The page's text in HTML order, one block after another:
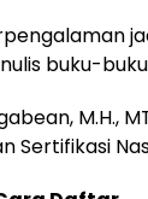
buku-
M.H.,
Sertifikasi